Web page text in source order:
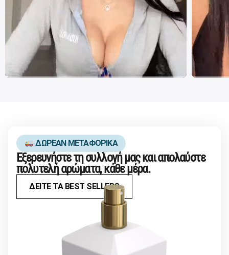
ΔΩΡΕΑΝ ΜΕΤΑΦΟΡΙΚΑ
Εξερευνήστε τη συλλογή μας και απολαύστε
πολυτελή αρώματα, κάθε μέρα.
ΔΕΙΤΕ ΤΑ BEST SELLERS